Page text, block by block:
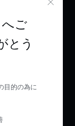
ご
とう
目的の為に